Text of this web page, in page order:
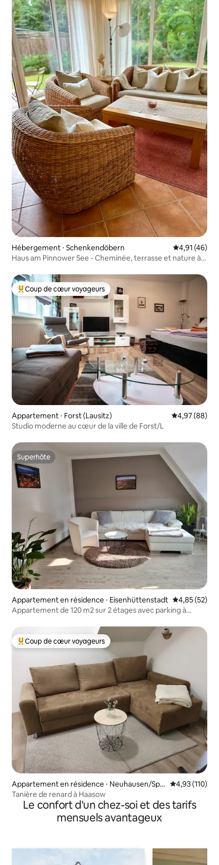
Hébergement ⋅ Schenkendöbern Évaluation
4,91 (46)
Haus am Pinnower See - Cheminée, terrasse et nature à
Coups de cœur voyageurs les plus appréciés
Coup de cœur voyageurs
Appartement ⋅ Forst (Lausitz) Évaluation
4,97 (88)
Studio moderne au cœur de la ville de Forst/L
Superhôte
Superhôte
Appartement en résidence ⋅ Eisenhüttenstadt Évaluation
4,85 (52)
Appartement de 120 m2 sur 2 étages avec parking à
Coups de cœur voyageurs les plus appréciés
Coup de cœur voyageurs
Appartement en résidence ⋅ Neuhausen/Spr
ee
Évaluation
4,93 (110)
Tanière de renard à Haasow
Le confort d'un chez-soi et des tarifs
mensuels avantageux